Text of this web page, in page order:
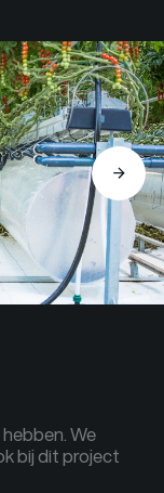
We
bij dit project